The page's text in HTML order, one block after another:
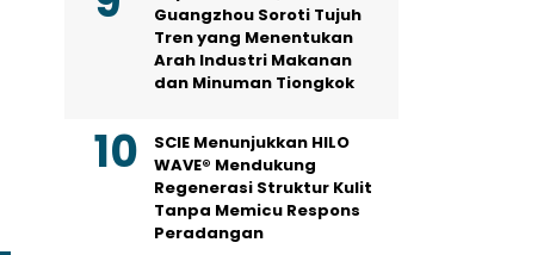
Guangzhou Soroti Tujuh
Tren yang Menentukan
Arah Industri Makanan
dan Minuman Tiongkok
SCIE Menunjukkan HILO
WAVE® Mendukung
Regenerasi Struktur Kulit
Tanpa Memicu Respons
Peradangan